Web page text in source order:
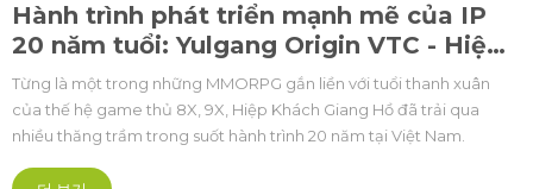
mẽ của IP
VTC - Hiệp
với tuổi thanh xuân
Giang Hồ đã trải qua
năm tại Việt Nam.
23-07-2026
Thứ trưởng Bộ Văn
Thao Hoàng Đạo
sinh thái Esports Việt
Chuỗi sự kiện The Grand Esports